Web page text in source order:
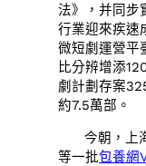
法》，并同步
行業迎來疾速
微短劇運營平
比分辨增添
劇計劃存案
約7.5萬部。
今朝，上
等一批包養網